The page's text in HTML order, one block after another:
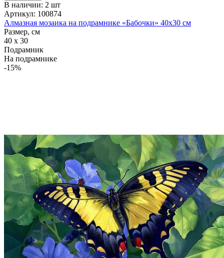
В наличии: 2 шт
Артикул: 100874
Алмазная мозаика на подрамнике «Бабочки» 40x30 см
Размер, см
40 x 30
Подрамник
На подрамнике
-15%